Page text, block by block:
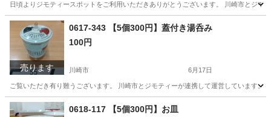
日頃よりジモティースポットをご利用いただきありがとうございます。 川崎市とジ
神奈川 川崎市 服/ファッション リユース
売ります
0617-343 【5個300円】蓋付き湯呑み
100円
川崎市 6月17日
ご覧いただき有り難うございます。 川崎市とジモティーが連携して運営していま
神奈川 川崎市 リユース
0618-117 【5個300円】お皿